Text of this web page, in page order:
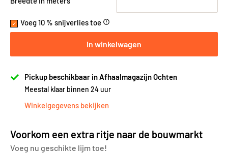
Voeg 10 % snijverlies toe error_outline
In winkelwagen
Pickup beschikbaar in Afhaalmagazijn Ochten
Meestal klaar binnen 24 uur
Winkelgegevens bekijken
Voorkom een extra ritje naar de bouwmarkt
Voeg nu geschikte lijm toe!